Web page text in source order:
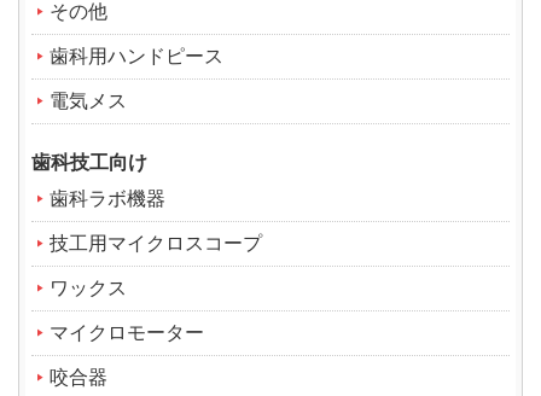
その他
歯科用ハンドピース
電気メス
歯科技工向け
歯科ラボ機器
技工用マイクロスコープ
ワックス
マイクロモーター
咬合器